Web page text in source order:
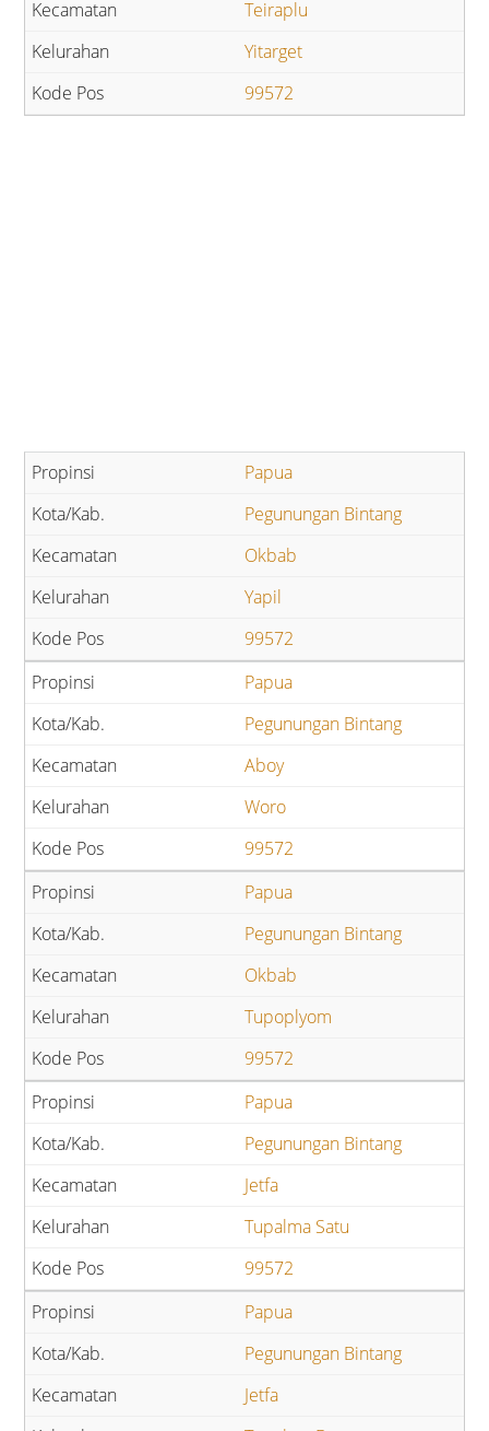
Teiraplu
Yitarget
99572
Papua
Pegunungan Bintang
Okbab
Yapil
99572
Papua
Pegunungan Bintang
Aboy
Woro
99572
Papua
Pegunungan Bintang
Okbab
Tupoplyom
99572
Papua
Pegunungan Bintang
Jetfa
Tupalma Satu
99572
Papua
Pegunungan Bintang
Jetfa